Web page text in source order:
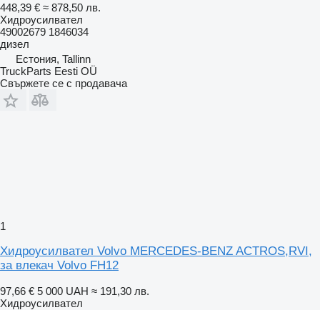
448,39 € ≈ 878,50 лв.
Хидроусилвател
49002679 1846034
дизел
Естония, Tallinn
TruckParts Eesti OÜ
Свържете се с продавача
1
Хидроусилвател Volvo MERCEDES-BENZ ACTROS,RVI,
за влекач Volvo FH12
97,66 € 5 000 UAH ≈ 191,30 лв.
Хидроусилвател